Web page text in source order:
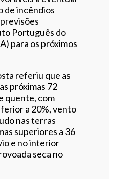
de incêndios
Português do
para os próximos
referiu que as
próximas 72
quente, com
a 20%, vento
nas terras
superiores a 36
e no interior
seca no